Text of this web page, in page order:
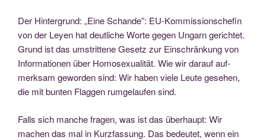
Der Hin­ter­grund: „Eine Schan­de”: EU-Kom­mis­si­ons­che­fin
von der Ley­en hat deut­li­che Wor­te gegen Ungarn gerich­tet.
Grund ist das umstrit­te­ne Gesetz zur Ein­schrän­kung von
Infor­ma­tio­nen über Homo­se­xua­li­tät. Wie wir dar­auf auf­
merk­sam gewor­den sind: Wir haben vie­le Leu­te gese­hen,
die mit bun­ten Flag­gen rum­ge­lau­fen sind.
Falls sich man­che fra­gen, was ist das über­haupt: Wir
machen das mal in Kurz­fas­sung. Das bedeu­tet, wenn ein